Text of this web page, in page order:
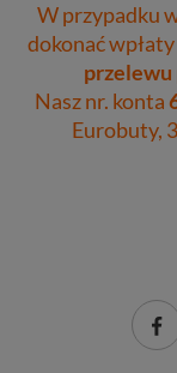
W przypadku
dokonać
przelewu
Nasz nr. konta
Eurobuty,